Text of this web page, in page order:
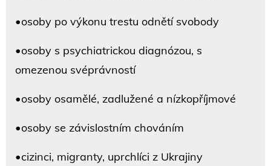
•osoby po výkonu trestu odnětí svobody
•osoby s psychiatrickou diagnózou, s
omezenou svéprávností
•osoby osamělé, zadlužené a nízkopříjmové
•osoby se závislostním chováním
•cizinci, migranty, uprchlíci z Ukrajiny